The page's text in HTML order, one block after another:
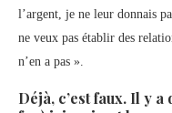
l’argent, je ne leur donnais
ne veux pas établir des
n’en a pas ».
Déjà, c’est faux. Il y